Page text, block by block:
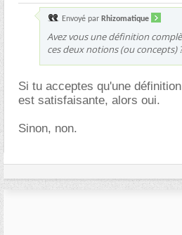
Envoyé par Rhizomatique
Avez vous une définition
ces deux notions (ou concepts)
Si tu acceptes qu'une
est satisfaisante, alors oui.
Sinon, non.